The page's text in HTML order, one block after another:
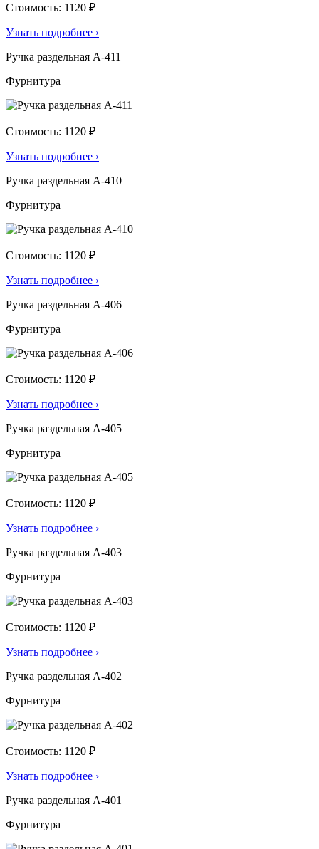
Стоимость: 1120 ₽
Узнать подробнее ›
Ручка раздельная А-411
Фурнитура
Стоимость: 1120 ₽
Узнать подробнее ›
Ручка раздельная А-410
Фурнитура
Стоимость: 1120 ₽
Узнать подробнее ›
Ручка раздельная А-406
Фурнитура
Стоимость: 1120 ₽
Узнать подробнее ›
Ручка раздельная А-405
Фурнитура
Стоимость: 1120 ₽
Узнать подробнее ›
Ручка раздельная А-403
Фурнитура
Стоимость: 1120 ₽
Узнать подробнее ›
Ручка раздельная А-402
Фурнитура
Стоимость: 1120 ₽
Узнать подробнее ›
Ручка раздельная А-401
Фурнитура